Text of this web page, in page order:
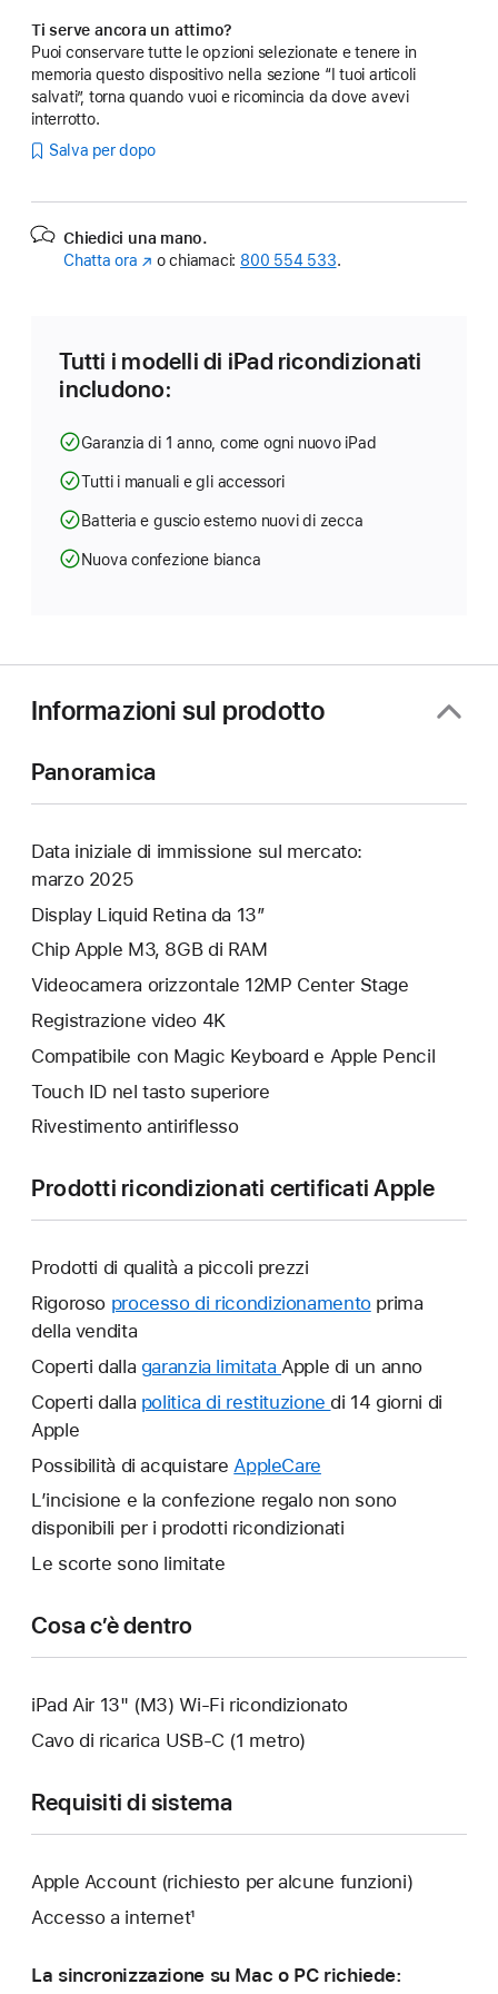
Ti serve ancora un attimo?
Puoi conservare tutte le opzioni selezionate e tenere in
memoria questo dispositivo nella sezione “I tuoi articoli
salvati”, torna quando vuoi e ricomincia da dove avevi
interrotto.
Salva per dopo
Chiedici una mano.
Chatta ora (Si
nuova
finestra)
o chiamaci: 800 554 533.
Tutti i modelli di iPad ricondizionati
includono:
Garanzia di 1 anno, come ogni nuovo iPad
Tutti i manuali e gli accessori
Batteria e guscio esterno nuovi di zecca
Nuova confezione bianca
Informazioni sul prodotto
Panoramica
Data iniziale di immissione sul mercato:
marzo 2025
Display Liquid Retina da 13”
Chip Apple M3, 8GB di RAM
Videocamera orizzontale 12MP Center Stage
Registrazione video 4K
Compatibile con Magic Keyboard e Apple Pencil
Touch ID nel tasto superiore
Rivestimento antiriflesso
Prodotti ricondizionati certificati Apple
Prodotti di qualità a piccoli prezzi
Rigoroso processo di ricondizionamentoprima
della vendita
Coperti dalla garanzia limitata Verrà
aperta
Apple di un anno
Coperti dalla politica di restituzione Verrà
di 14 giorni di
Apple
Possibilità di acquistare AppleCare
aperta
un’altra
L’incisione e la confezione regalo non sono
disponibili per i prodotti ricondizionati
Le scorte sono limitate
Cosa c’è dentro
iPad Air 13" (M3) Wi‑Fi ricondizionato
Cavo di ricarica USB‑C (1 metro)
Requisiti di sistema
Apple Account (richiesto per alcune funzioni)
Accesso a internet¹
La sincronizzazione su Mac o PC richiede: